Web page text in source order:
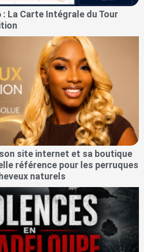
: La Carte Intégrale du Tour
son site internet et sa boutique
référence pour les perruques
naturels